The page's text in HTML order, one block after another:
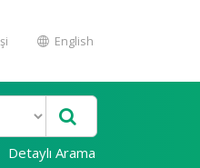
English
Detaylı Arama